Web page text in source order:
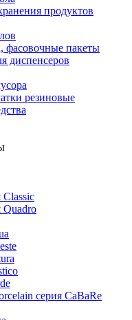
продуктов
фасовочные пакеты
диспенсеров
резиновые
Classic
Quadro
серия CaBaRe